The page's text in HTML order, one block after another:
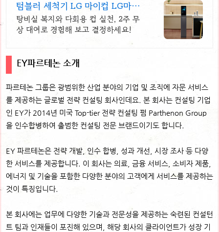
텀블러 세척기 LG 마이컵 LG마이
컵 무상대여신청
탕비실 복지와 다회용 컵 실천, 2주 무
상 대여로 경험해 보고 결정하세요!
EY파르테논 소개
파르테논 그룹은 광범위한 산업 분야의 기업 및 조직에 자문 서비스
를 제공하는 글로벌 전략 컨설팅 회사인데요. 본 회사는 컨설팅 기업
인 EY가 2014년 미국 Top-tier 전략 컨설팅 펌 Parthenon Group
을 인수합병하여 출범한 컨설팅 전문 브랜드이기도 합니다.
EY 파르테논은 전략 개발, 인수 합병, 성과 개선, 시장 조사 등 다양
한 서비스를 제공합니다. 이 회사는 의료, 금융 서비스, 소비자 제품,
에너지 및 기술을 포함한 다양한 분야의 고객에게 서비스를 제공하는
것이 특징입니다.
본 회사에는 업무에 다양한 기술과 전문성을 제공하는 숙련된 컨설턴
트 팀과 인재들이 포진해 있으며, 해당 회사의 클라이언트가 성장 기